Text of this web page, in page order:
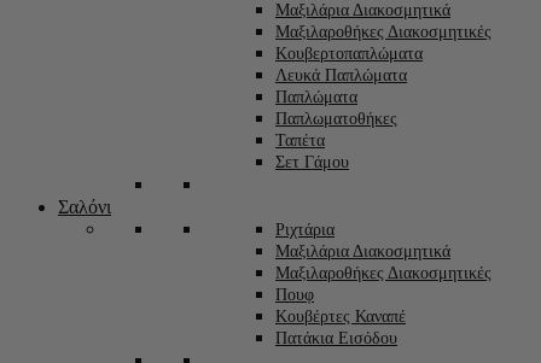
Μαξιλάρια Διακοσμητικά
Μαξιλαροθήκες Διακοσμητικές
Κουβερτοπαπλώματα
Λευκά Παπλώματα
Παπλώματα
Παπλωματοθήκες
Ταπέτα
Σετ Γάμου
Σαλόνι
Ριχτάρια
Μαξιλάρια Διακοσμητικά
Μαξιλαροθήκες Διακοσμητικές
Πουφ
Κουβέρτες Καναπέ
Πατάκια Εισόδου